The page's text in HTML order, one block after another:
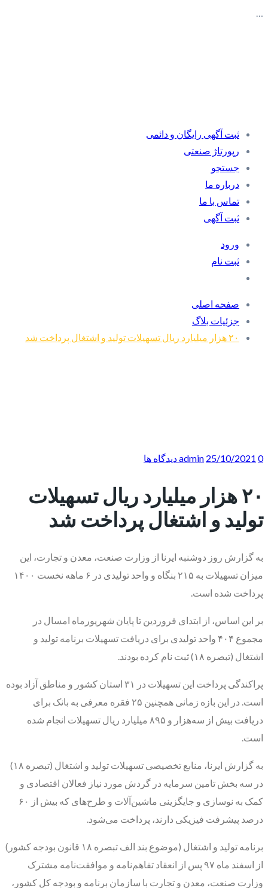
…
ثبت آگهی رایگان و دائمی
رپورتاژ صنعتی
جستجو
درباره ما
تماس با ما
ثبت آگهی
ورود
ثبت نام
صفحه اصلی
جزئیات بلاگ
۲۰ هزار میلیارد ریال تسهیلات تولید و اشتغال پرداخت شد
admin 25/10/2021 0 دیدگاه ها
۲۰ هزار میلیارد ریال تسهیلات
تولید و اشتغال پرداخت شد
به گزارش روز دوشنبه ایرنا از وزارت صنعت، معدن و تجارت، این
میزان تسهیلات به ۲۱۵ بنگاه و واحد تولیدی در ۶ ماهه نخست ۱۴۰۰
پرداخت شده است.
بر این اساس، از ابتدای فروردین تا پایان شهریورماه امسال در
مجموع ۴۰۴ واحد تولیدی برای دریافت تسهیلات برنامه تولید و
اشتغال (تبصره ۱۸) ثبت نام کرده بودند.
پراکندگی پرداخت این تسهیلات در ۳۱ استان کشور و مناطق آزاد بوده
است. در این بازه زمانی همچنین ۲۵ فقره معرفی به بانک برای
دریافت بیش از سه‌هزار و ۸۹۵ میلیارد ریال تسهیلات انجام شده
است.
به گزارش ایرنا، منابع تخصیصی تسهیلات تولید و اشتغال (تبصره ۱۸)
در سه بخش تامین سرمایه در گردش مورد نیاز فعالان اقتصادی و
کمک به نوسازی و جایگزینی ماشین‌آلات و طرح‌های که بیش از ۶۰
درصد پیشرفت فیزیکی دارند، پرداخت می‌شود.
برنامه تولید و اشتغال (موضوع بند الف تبصره ۱۸ قانون بودجه کشور)
از اسفند ماه ۹۷ پس از انعقاد تفاهم‌نامه و موافقت‌نامه مشترک
وزارت صنعت، معدن و تجارت با سازمان برنامه و بودجه کل کشور،